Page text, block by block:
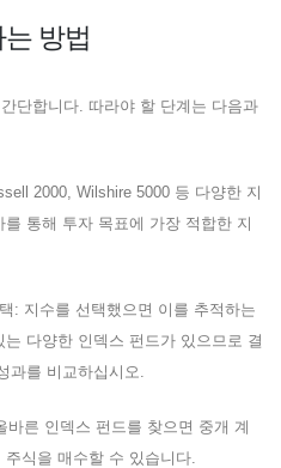
방법
단합니다. 따라야 할 단계는 다음과
2000, Wilshire 5000 등 다양한 지
통해 투자 목표에 가장 적합한 지
: 지수를 선택했으면 이를 추적하는
다양한 인덱스 펀드가 있으므로 결
과를 비교하십시오.
른 인덱스 펀드를 찾으면 중개 계
식을 매수할 수 있습니다.